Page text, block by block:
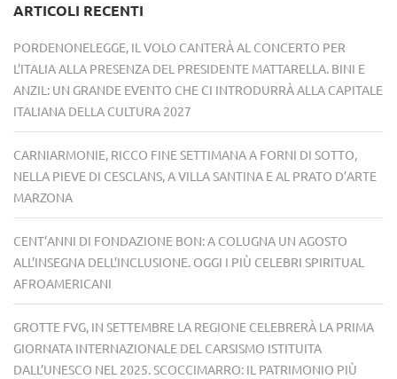
ARTICOLI RECENTI
PORDENONELEGGE, IL VOLO CANTERÀ AL CONCERTO PER
L’ITALIA ALLA PRESENZA DEL PRESIDENTE MATTARELLA. BINI E
ANZIL: UN GRANDE EVENTO CHE CI INTRODURRÀ ALLA CAPITALE
ITALIANA DELLA CULTURA 2027
CARNIARMONIE, RICCO FINE SETTIMANA A FORNI DI SOTTO,
NELLA PIEVE DI CESCLANS, A VILLA SANTINA E AL PRATO D’ARTE
MARZONA
CENT’ANNI DI FONDAZIONE BON: A COLUGNA UN AGOSTO
ALL’INSEGNA DELL’INCLUSIONE. OGGI I PIÙ CELEBRI SPIRITUAL
AFROAMERICANI
GROTTE FVG, IN SETTEMBRE LA REGIONE CELEBRERÀ LA PRIMA
GIORNATA INTERNAZIONALE DEL CARSISMO ISTITUITA
DALL’UNESCO NEL 2025. SCOCCIMARRO: IL PATRIMONIO PIÙ